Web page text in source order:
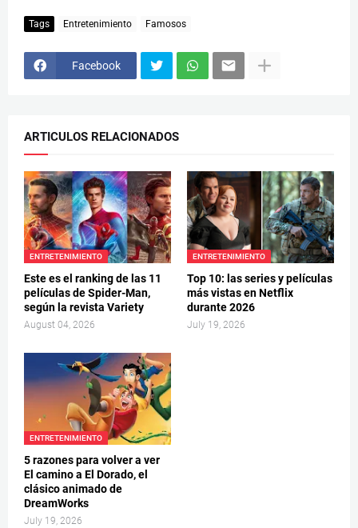
Tags Entretenimiento Famosos
Facebook
ARTICULOS RELACIONADOS
ENTRETENIMIENTO
Este es el ranking de las 11
películas de Spider-Man,
según la revista Variety
August 04, 2026
ENTRETENIMIENTO
Top 10: las series y películas
más vistas en Netflix
durante 2026
July 19, 2026
ENTRETENIMIENTO
5 razones para volver a ver
El camino a El Dorado, el
clásico animado de
DreamWorks
July 19, 2026